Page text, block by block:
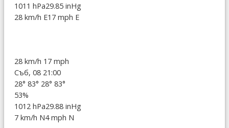
1011 hPa29.85 inHg
28 km/h E17 mph E
28 km/h 17 mph
Съб, 08 21:00
28° 83° 28° 83°
53%
1012 hPa29.88 inHg
7 km/h N4 mph N